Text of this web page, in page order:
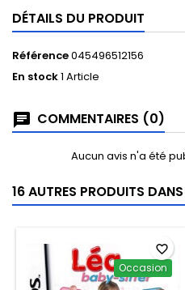
DÉTAILS DU PRODUIT
Référence045496512156
En stock1 Article
COMMENTAIRES (0)
Aucun avis n'a été
16 AUTRES PRODUITS
Occasion
favorite_border